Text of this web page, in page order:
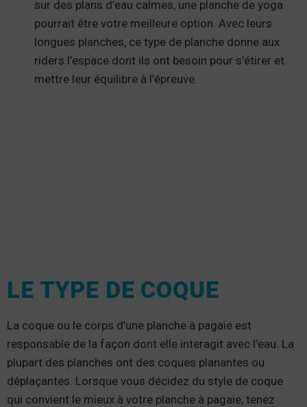
sur des plans d’eau calmes, une planche de yoga
pourrait être votre meilleure option. Avec leurs
longues planches, ce type de planche donne aux
riders l’espace dont ils ont besoin pour s’étirer et
mettre leur équilibre à l’épreuve.
LE TYPE DE COQUE
La coque ou le corps d’une planche à pagaie est
responsable de la façon dont elle interagit avec l’eau. La
plupart des planches ont des coques planantes ou
déplaçantes. Lorsque vous décidez du style de coque
qui convient le mieux à votre planche à pagaie, tenez